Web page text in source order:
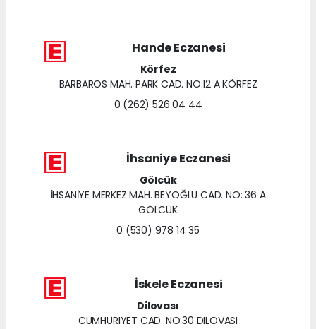
Hande Eczanesi
Körfez
BARBAROS MAH. PARK CAD. NO:12 A KÖRFEZ
0 (262) 526 04 44
İhsaniye Eczanesi
Gölcük
İHSANİYE MERKEZ MAH. BEYOĞLU CAD. NO: 36 A
GÖLCÜK
0 (530) 978 14 35
İskele Eczanesi
Dilovası
CUMHURIYET CAD. NO:30 DILOVASI